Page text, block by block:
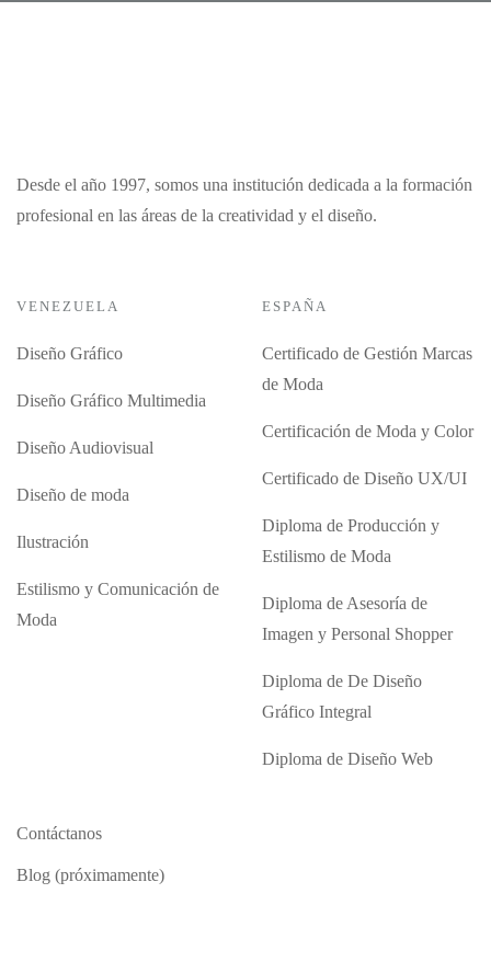
Desde el año 1997, somos una institución dedicada a la formación
profesional en las áreas de la creatividad y el diseño.
VENEZUELA
Diseño Gráfico
Diseño Gráfico Multimedia
Diseño Audiovisual
Diseño de moda
Ilustración
Estilismo y Comunicación de
Moda
ESPAÑA
Certificado de Gestión Marcas
de Moda
Certificación de Moda y Color
Certificado de Diseño UX/UI
Diploma de Producción y
Estilismo de Moda
Diploma de Asesoría de
Imagen y Personal Shopper
Diploma de De Diseño
Gráfico Integral
Diploma de Diseño Web
Contáctanos
Blog (próximamente)